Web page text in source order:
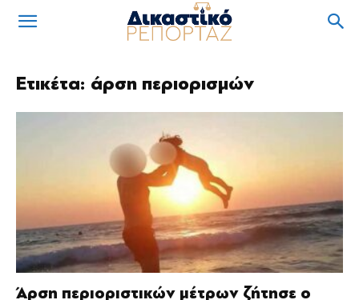
Ετικέτα: άρση περιορισμών
Άρση περιοριστικών μέτρων ζήτησε ο